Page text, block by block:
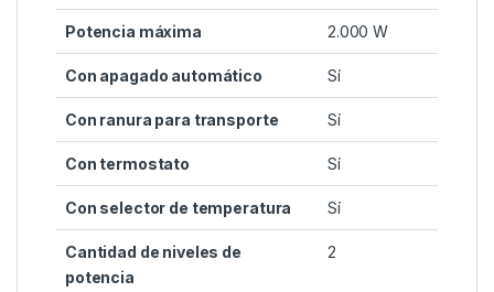
Potencia máxima 2.000 W
Con apagado automático Sí
Con ranura para transporte Sí
Con termostato Sí
Con selector de temperatura Sí
Cantidad de niveles de
potencia
2